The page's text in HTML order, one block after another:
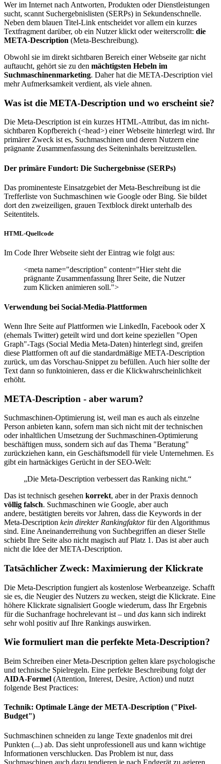
Wer im Internet nach Antworten, Produkten oder Dienstleistungen
sucht, scannt Suchergebnislisten (SERPs) in Sekundenschnelle.
Neben dem blauen Titel-Link entscheidet vor allem ein kurzes
Textfragment darüber, ob ein Nutzer klickt oder weiterscrollt: die
META-Description​ (Meta-Beschreibung).
Obwohl sie im direkt sichtbaren Bereich einer Webseite gar nicht
auftaucht, gehört sie zu den mächtigsten Hebeln im
Suchmaschinenmarketing. Daher hat die META-Description viel
mehr Aufmerksamkeit verdient, als viele ahnen.
Was ist die META-Description und wo erscheint sie?
Die Meta-Description ist ein kurzes HTML-Attribut, das im nicht-
sichtbaren Kopfbereich (<head>) einer Webseite hinterlegt wird. Ihr
primärer Zweck ist es, Suchmaschinen und deren Nutzern eine
prägnante Zusammenfassung des Seiteninhalts bereitzustellen.
Der primäre Fundort: Die Suchergebnisse (SERPs)
Das prominenteste Einsatzgebiet der Meta-Beschreibung ist die
Trefferliste von Suchmaschinen wie Google oder Bing. Sie bildet
dort den zweizeiligen, grauen Textblock direkt unterhalb des
Seitentitels.
HTML-Quellcode
Im Code Ihrer Webseite sieht der Eintrag wie folgt aus:
<meta name="description" content="Hier steht die
prägnante Zusammenfassung Ihrer Seite, die Nutzer
zum Klicken animieren soll.">
Verwendung bei Social-Media-Plattformen
Wenn Ihre Seite auf Plattformen wie LinkedIn, Facebook oder X
(ehemals Twitter) geteilt wird und dort keine speziellen "Open
Graph"-Tags (Social Media Meta-Daten) hinterlegt sind, greifen
diese Plattformen oft auf die standardmäßige META-Description
zurück, um das Vorschau-Snippet zu befüllen. Auch hier sollte der
Text dann so funktoinieren, dass er die Klickwahrscheinlichkeit
erhöht.
META-Description - aber warum?
Suchmaschinen-Optimierung ist, weil man es auch als einzelne
Person anbieten kann, sofern man sich nicht mit der technischen
oder inhaltlichen Umsetzung der Suchmaschinen-Optimierung
beschäftigen muss, sondern sich auf das Thema "Beratung"
zurückziehen kann, ein Geschäftsmodell für viele Unternehmen. Es
gibt ein hartnäckiges Gerücht in der SEO-Welt:
„Die Meta-Description verbessert das Ranking nicht.“
Das ist technisch gesehen korrekt, aber in der Praxis dennoch
völlig falsch. Suchmaschinen wie Google, aber auch
andere, bestätigten bereits vor Jahren, dass die Keywords in der
Meta-Description kein direkter Rankingfaktorfür den Algorithmus
sind. Eine Aneinanderreihung von Suchbegriffen an dieser Stelle
schiebt Ihre Seite also nicht magisch auf Platz 1. Das ist aber auch
nicht die Idee der META-Description.
Tatsächlicher Zweck: Maximierung der Klickrate
Die Meta-Description fungiert als kostenlose Werbeanzeige. Schafft
sie es, die Neugier des Nutzers zu wecken, steigt die Klickrate. Eine
höhere Klickrate signalisiert Google wiederum, dass Ihr Ergebnis
für die Suchanfrage hochrelevant ist – und das kann sich indirekt
sehr wohl positiv auf Ihre Rankings auswirken.
Wie formuliert man die perfekte Meta-Description?
Beim Schreiben einer Meta-Description gelten klare psychologische
und technische Spielregeln. Eine perfekte Beschreibung folgt der
AIDA-Formel (Attention, Interest, Desire, Action) und nutzt
folgende Best Practices:
Technik: Optimale Länge der META-Description ("Pixel-
Budget")
Suchmaschinen schneiden zu lange Texte gnadenlos mit drei
Punkten (...) ab. Das sieht unprofessionell aus und kann wichtige
Informationen verschlucken. Das Problem ist nur, dass
Suchmaschinen auch dazu tendieren je nach Endgerät zu agieren